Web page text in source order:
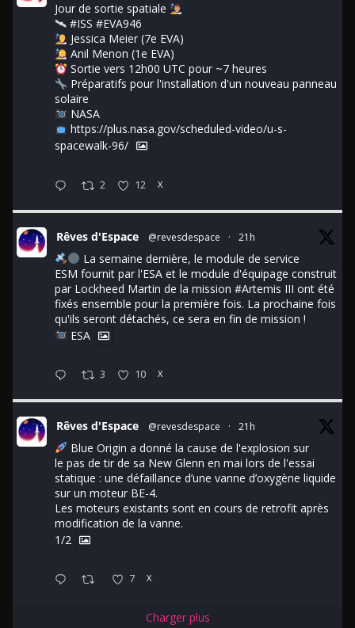
Jour de sortie spatiale
🛰 #ISS #EVA946
Jessica Meier (7e EVA)
Anil Menon (1e EVA)
Sortie vers 12h00 UTC pour ~7 heures
Préparatifs pour l'installation d'un nouveau panneau
solaire
NASA
https://plus.nasa.gov/scheduled-video/u-s-
spacewalk-96/
2 12 X
Rêves d'Espace @revesdespace · 21h
La semaine dernière, le module de service
ESM fournit par l'ESA et le module d'équipage construit
par Lockheed Martin de la mission #Artemis III ont été
fixés ensemble pour la première fois. La prochaine fois
qu'ils seront détachés, ce sera en fin de mission !
ESA
3 10 X
Rêves d'Espace @revesdespace · 21h
Blue Origin a donné la cause de l'explosion sur
le pas de tir de sa New Glenn en mai lors de l'essai
statique : une défaillance d’une vanne d’oxygène liquide
sur un moteur BE-4.
Les moteurs existants sont en cours de retrofit après
modification de la vanne.
1/2
7 X
Charger plus